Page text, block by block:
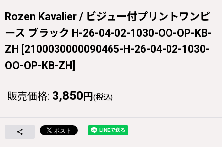
Rozen Kavalier / ビジュー付プリントワンピ
ース ブラック H-26-04-02-1030-OO-OP-KB-
ZH [2100030000090465-H-26-04-02-1030-
OO-OP-KB-ZH]
販売価格: 3,850 円 (税込)